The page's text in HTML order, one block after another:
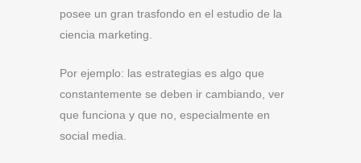
posee un gran trasfondo en el estudio de la
ciencia marketing.
Por ejemplo: las estrategias es algo que
constantemente se deben ir cambiando, ver
que funciona y que no, especialmente en
social media.